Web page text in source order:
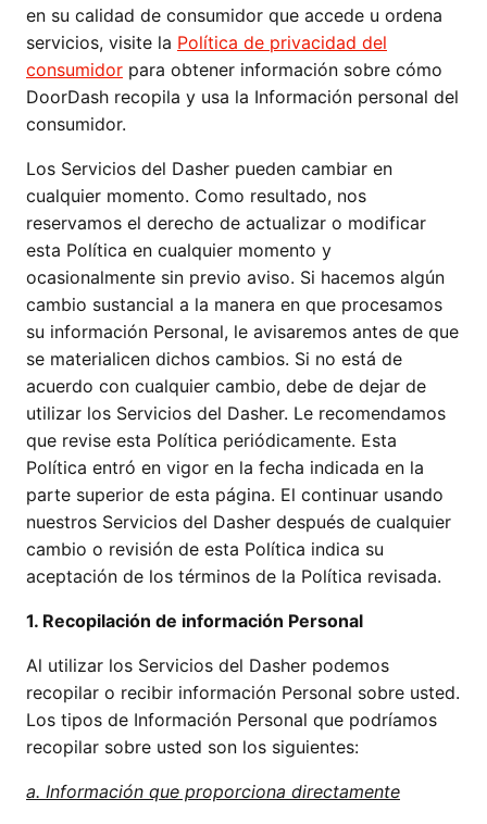
en su calidad de consumidor que accede u ordena
servicios, visite la Política de privacidad del
consumidor para obtener información sobre cómo
DoorDash recopila y usa la Información personal del
consumidor.
Los Servicios del Dasher pueden cambiar en
cualquier momento. Como resultado, nos
reservamos el derecho de actualizar o modificar
esta Política en cualquier momento y
ocasionalmente sin previo aviso. Si hacemos algún
cambio sustancial a la manera en que procesamos
su información Personal, le avisaremos antes de que
se materialicen dichos cambios. Si no está de
acuerdo con cualquier cambio, debe de dejar de
utilizar los Servicios del Dasher. Le recomendamos
que revise esta Política periódicamente. Esta
Política entró en vigor en la fecha indicada en la
parte superior de esta página. El continuar usando
nuestros Servicios del Dasher después de cualquier
cambio o revisión de esta Política indica su
aceptación de los términos de la Política revisada.
1. Recopilación de información Personal
Al utilizar los Servicios del Dasher podemos
recopilar o recibir información Personal sobre usted.
Los tipos de Información Personal que podríamos
recopilar sobre usted son los siguientes:
a. Información que proporciona directamente